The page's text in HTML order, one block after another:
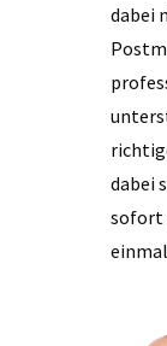
dabei
dabei
sofort